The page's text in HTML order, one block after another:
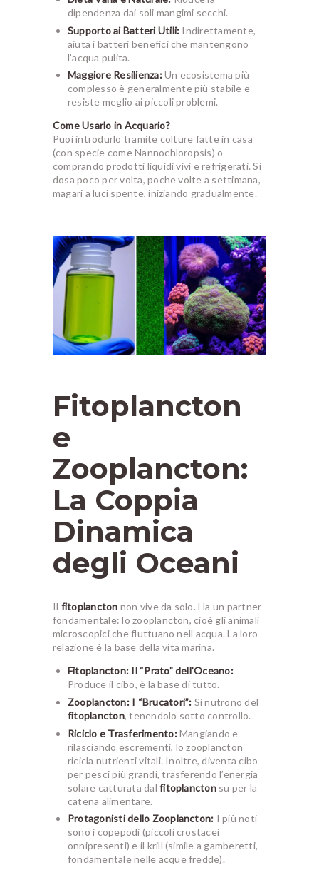
dipendenza dai soli mangimi secchi.
Supporto ai Batteri Utili: Indirettamente,
aiuta i batteri benefici che mantengono
l’acqua pulita.
Maggiore Resilienza:Un ecosistema più
complesso è generalmente più stabile e
resiste meglio ai piccoli problemi.
Come Usarlo in Acquario?
Puoi introdurlo tramite colture fatte in casa
(con specie comeNannochloropsis) o
comprando prodotti liquidi vivi e refrigerati. Si
dosa poco per volta, poche volte a settimana,
magari a luci spente, iniziando gradualmente.
Fitoplancton
e
Zooplancton:
La Coppia
Dinamica
degli Oceani
Il fitoplancton non vive da solo. Ha un partner
fondamentale: lo zooplancton, cioè gli animali
microscopici che fluttuano nell’acqua. La loro
relazione è la base della vita marina.
Fitoplancton: Il “Prato” dell’Oceano:
Produce il cibo, è la base di tutto.
Zooplancton: I “Brucatori”: Si nutrono del
fitoplancton, tenendolo sotto controllo.
Riciclo e Trasferimento:Mangiando e
rilasciando escrementi, lo zooplancton
ricicla nutrienti vitali. Inoltre, diventa cibo
per pesci più grandi, trasferendo l’energia
solare catturata dalfitoplanctonsu per la
catena alimentare.
Protagonisti dello Zooplancton: I più noti
sono i copepodi (piccoli crostacei
onnipresenti) e il krill (simile a gamberetti,
fondamentale nelle acque fredde).